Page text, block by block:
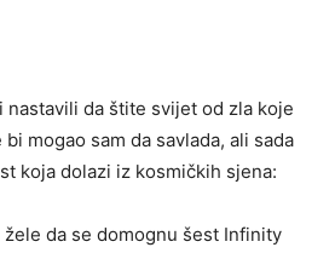
da štite svijet od zla koje
mogao sam da savlada, ali sada
koja dolazi iz kosmičkih sjena:
da se domognu šest Infinity